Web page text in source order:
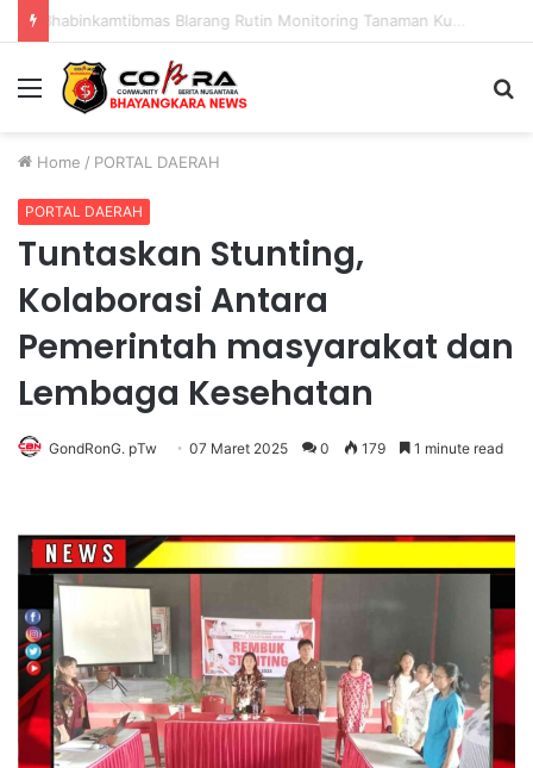
Menu
Home / PORTAL DAERAH
PORTAL DAERAH
Tuntaskan Stunting,
Kolaborasi Antara
Pemerintah masyarakat dan
Lembaga Kesehatan
GondRonG. pTw 07 Maret 2025 0 179 1 minute read